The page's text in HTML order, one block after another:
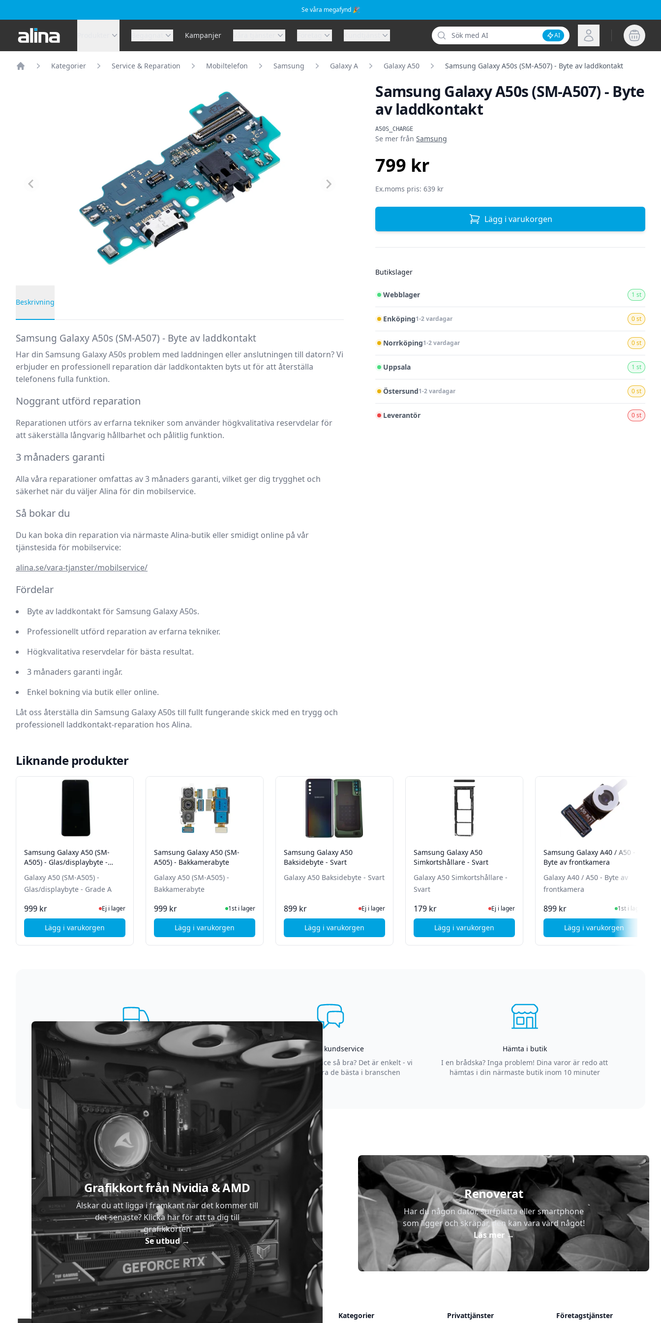
Se våra megafynd 🎉
Alina.se Kampanjer
Sök
Inaktivera AI-sökning
AI Logga in
Kategorier Service & Reparation Mobiltelefon Samsung Galaxy A Galaxy A50 Samsung Galaxy A50s (SM-A507) - Byte av laddkontakt
Samsung Galaxy A50s (SM-A507) - Byte
av laddkontakt
A50S_CHARGE
Produktinformation
Se mer frånSamsung
799 kr
Ex.moms pris: 639 kr
Lägg i varukorgen
Butikslager
Webblager 1 st
Enköping1-2 vardagar 0 st
Norrköping1-2 vardagar 0 st
Uppsala 1 st
Östersund1-2 vardagar 0 st
Leverantör 0 st
Beskrivning
Samsung Galaxy A50s (SM-A507) - Byte av laddkontakt
Har din Samsung Galaxy A50s problem med laddningen eller anslutningen till datorn? Vi
erbjuder en professionell reparation där laddkontakten byts ut för att återställa
telefonens fulla funktion.
Noggrant utförd reparation
Reparationen utförs av erfarna tekniker som använder högkvalitativa reservdelar för
att säkerställa långvarig hållbarhet och pålitlig funktion.
3 månaders garanti
Alla våra reparationer omfattas av3 månaders garanti, vilket ger dig trygghet och
säkerhet när du väljer Alina för din mobilservice.
Så bokar du
Du kan boka din reparation via närmaste Alina-butik eller smidigt online på vår
tjänstesida för mobilservice:
alina.se/vara-tjanster/mobilservice/
Fördelar
Byte av laddkontaktför Samsung Galaxy A50s.
Professionellt utförd reparation av erfarna tekniker.
Högkvalitativa reservdelarför bästa resultat.
3 månaders garanti ingår.
Enkel bokning via butik eller online.
Låt oss återställa din Samsung Galaxy A50s till fullt fungerande skick med en trygg och
professionell laddkontakt-reparation hos Alina.
Liknande produkter
Samsung Galaxy A50 (SM-
A505) - Glas/displaybyte -
Galaxy A50 (SM-A505) -
Glas/displaybyte - Grade A
999 kr Ej i lager, besök produktsidan för senaste status
Ej i lager
Lägg i varukorgen, Samsung Galaxy A50 (SM-A505) - Glas/displaybyte - Grade A
Samsung Galaxy A50 (SM-
A505) - Bakkamerabyte
Galaxy A50 (SM-A505) -
Bakkamerabyte
999 kr I Lager1st i lager
Lägg i varukorgen, Samsung Galaxy A50 (SM-A505) - Bakkamerabyte
Samsung Galaxy A50
Baksidebyte - Svart
Galaxy A50 Baksidebyte - Svart
899 kr Ej i lager, besök produktsidan för senaste status
Ej i lager
Lägg i varukorgen, Samsung Galaxy A50 Baksidebyte - Svart
Samsung Galaxy A50
Simkortshållare - Svart
Galaxy A50 Simkortshållare -
Svart
179 kr Ej i lager, besök produktsidan för senaste status
Ej i lager
Lägg i varukorgen, Samsung Galaxy A50 Simkortshållare - Svart
Samsung Galaxy A40 / A50 -
Byte av frontkamera
Galaxy A40 / A50 - Byte av
frontkamera
899 kr I Lager1st i lager
Lägg i varukorgen, Samsung Galaxy
Supersnabb leverans
Vi förstår att du inte vill vänta. Därför packar och
skickar vi dina varor med blixtens hastighet
Asgrym kundservice
Varför är vår kundservice så bra? Det är enkelt - vi
strävar efter att vara de bästa i branschen
Hämta i butik
I en brådska? Inga problem! Dina varor är redo att
hämtas i din närmaste butik inom 10 minuter
Grafikkort från Nvidia & AMD
Älskar du att ligga i framkant när det kommer till
det senaste? Klicka här för att ta dig till
grafikkorten
Se utbud→
Renoverat
Har du någon dator, surfplatta eller smartphone
som ligger och skräpar, den kan vara värd något!
Läs mer→
Kategorier Privattjänster Företagstjänster